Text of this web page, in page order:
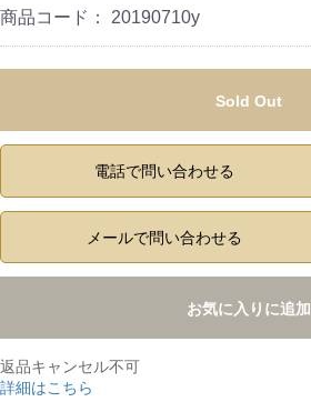
商品コード： 20190710y
Sold Out
電話で問い合わせる
メールで問い合わせる
お気に入りに追加
返品キャンセル不可
詳細はこちら